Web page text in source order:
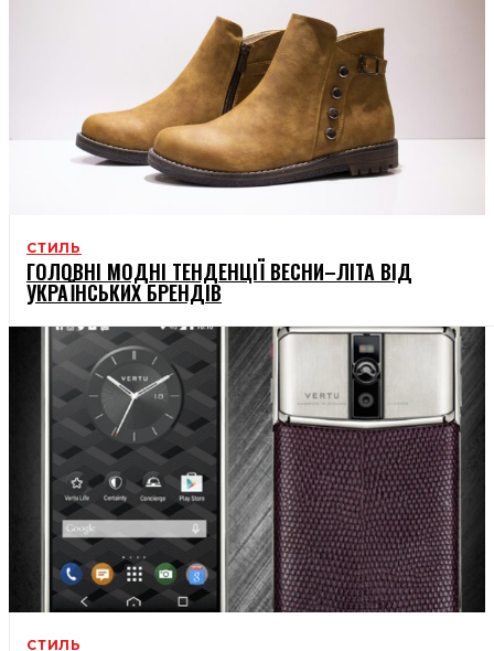
СТИЛЬ
ГОЛОВНІ МОДНІ ТЕНДЕНЦІЇ ВЕСНИ–ЛІТА ВІД
УКРАЇНСЬКИХ БРЕНДІВ
СТИЛЬ